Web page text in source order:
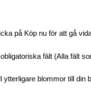
på Köp nu för att gå
fält (Alla fält
ytterligare blommor till din